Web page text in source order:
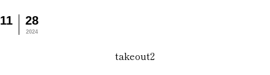
11 28
2024
takeout2